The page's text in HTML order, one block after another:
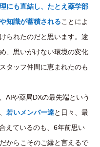
にも直結し、たとえ薬学部
知識が蓄積されることによ
られたのだと思います。途
、思いがけない環境の変化
タッフ仲間に恵まれたのも
AIや薬局DXの最先端という
若いメンバー達と日々、最
えているのも、6年前思い
からこそのご縁と言えるで